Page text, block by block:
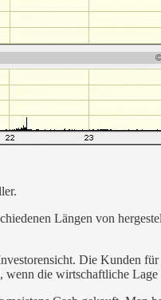
Längen von
Die Kunden
die wirtschaftliche Lage